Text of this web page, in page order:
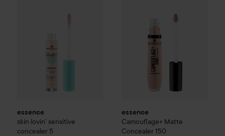
essence
skin lovin' sensitive
concealer 5
essence
Camouflage+ Matte
Concealer 150